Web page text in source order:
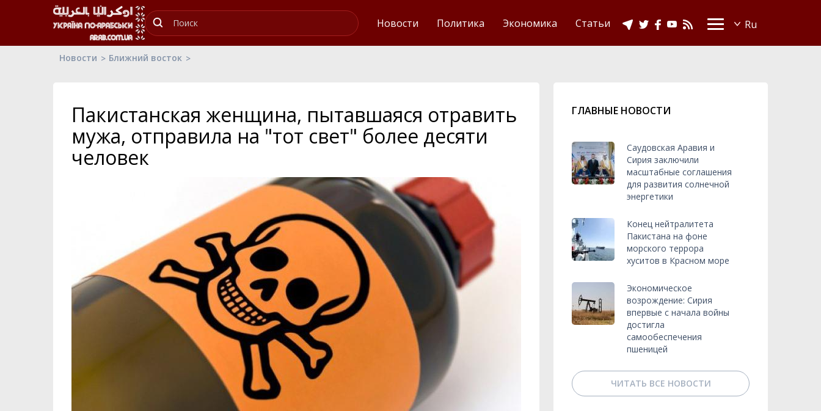
Новости Политика Экономика Статьи
Новости Ближний восток
Пакистанская женщина, пытавшаяся отравить
мужа, отправила на "тот свет" более десяти
человек
ГЛАВНЫЕ НОВОСТИ
Саудовская Аравия и
Сирия заключили
масштабные соглашения
для развития солнечной
энергетики
Конец нейтралитета
Пакистана на фоне
морского террора
хуситов в Красном море
Экономическое
возрождение: Сирия
впервые с начала войны
достигла
самообеспечения
пшеницей
ЧИТАТЬ ВСЕ НОВОСТИ